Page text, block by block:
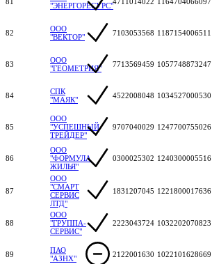
"ЭНЕРГОРЕСУРС"
82
ООО
"ВЕКТОР"
7103053568 1187154006511
83
ООО
"ГЕОМЕТРИЯ"
7713569459 1057748873247
84
СПК
"МАЯК"
4522008048 1034527000530
85
ООО
"УСПЕШНЫЙ
ТРЕЙДЕР"
9707040029 1247700755026
86
ООО
"ФОРМУЛА
ЖИЛЬЯ"
0300025302 1240300005516
87
ООО
"СМАРТ
СЕРВИС
ЛТД"
1831207045 1221800017636
88
ООО
"ГРУППА-
СЕРВИС"
2223043724 1032202070823
89
ПАО
"АЗНХ"
2122001630 1022101628669